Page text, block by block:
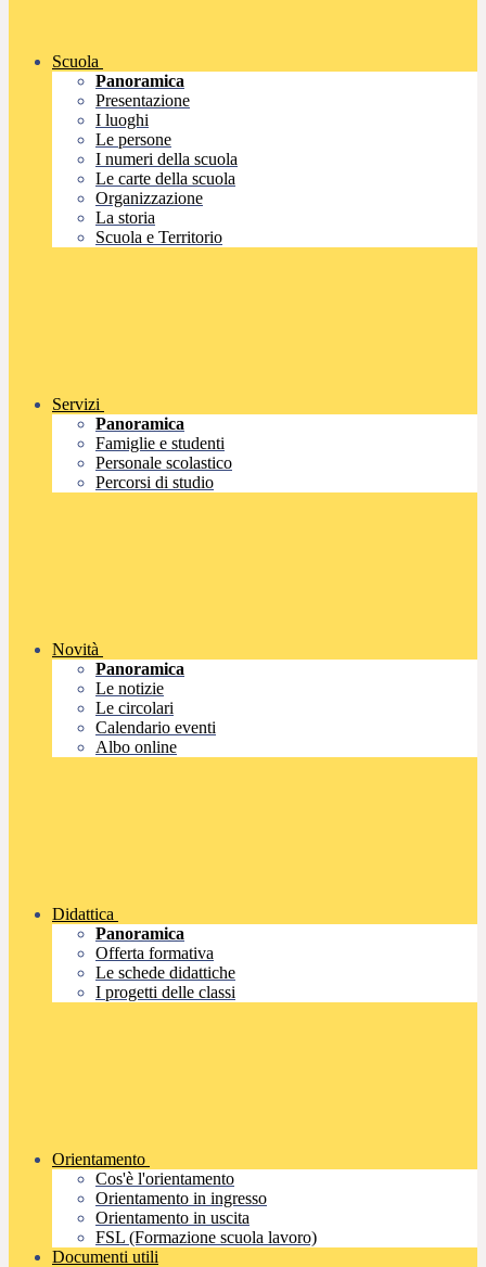
Scuola
Panoramica
Presentazione
I luoghi
Le persone
I numeri della scuola
Le carte della scuola
Organizzazione
La storia
Scuola e Territorio
Servizi
Panoramica
Famiglie e studenti
Personale scolastico
Percorsi di studio
Novità
Panoramica
Le notizie
Le circolari
Calendario eventi
Albo online
Didattica
Panoramica
Offerta formativa
Le schede didattiche
I progetti delle classi
Orientamento
Cos'è l'orientamento
Orientamento in ingresso
Orientamento in uscita
FSL (Formazione scuola lavoro)
Documenti utili